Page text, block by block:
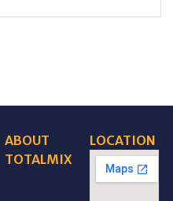
ABOUT
TOTALMIX
LOCATION